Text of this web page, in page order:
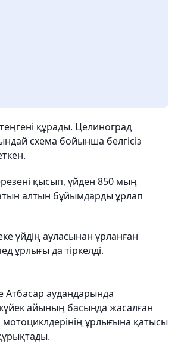
құрады. Целиноград
схема бойынша белгісіз
қысып, үйден 850 мың
алтын бұйымдарды ұрлап
үйдің ауласынан ұрланған
ұрлығы да тіркелді.
Атбасар аудандарында
айының басында жасалған
ұрлығына қатысы